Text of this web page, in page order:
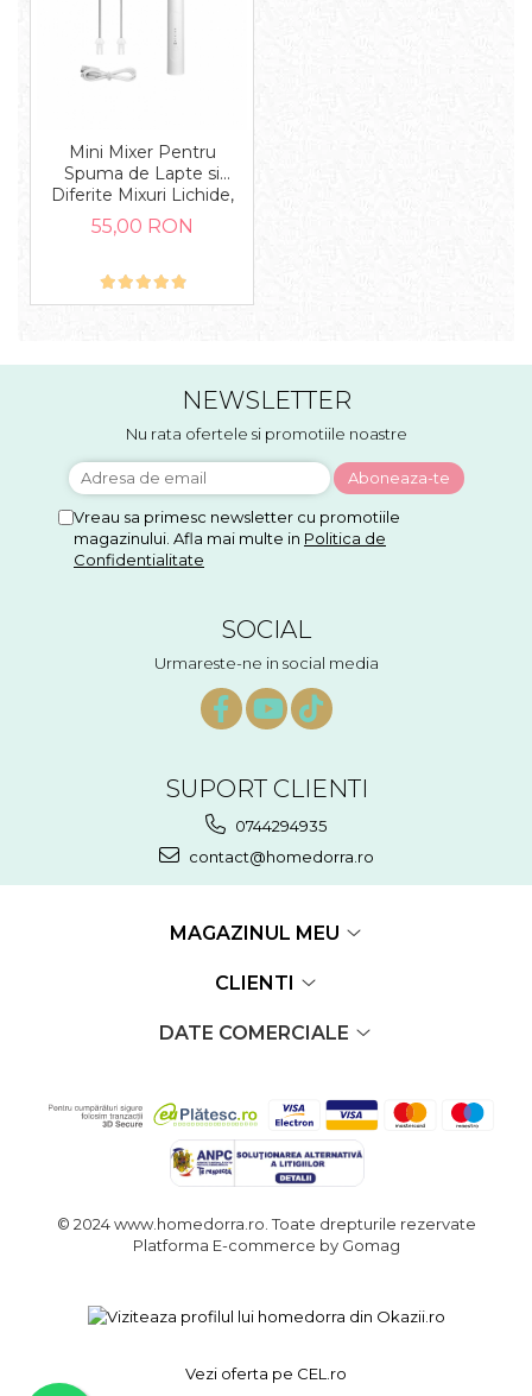
Mini Mixer Pentru
Spuma de Lapte si
Diferite Mixuri Lichide,
Putere 4 W, Alb
55,00 RON
NEWSLETTER
Nu rata ofertele si promotiile noastre
Vreau sa primesc newsletter cu promotiile
magazinului. Afla mai multe in Politica de
Confidentialitate
SOCIAL
Urmareste-ne in social media
SUPORT CLIENTI
0744294935
contact@homedorra.ro
MAGAZINUL MEU
CLIENTI
DATE COMERCIALE
© 2024 www.homedorra.ro. Toate drepturile rezervate
Platforma E-commerce by Gomag
Vezi oferta pe CEL.ro